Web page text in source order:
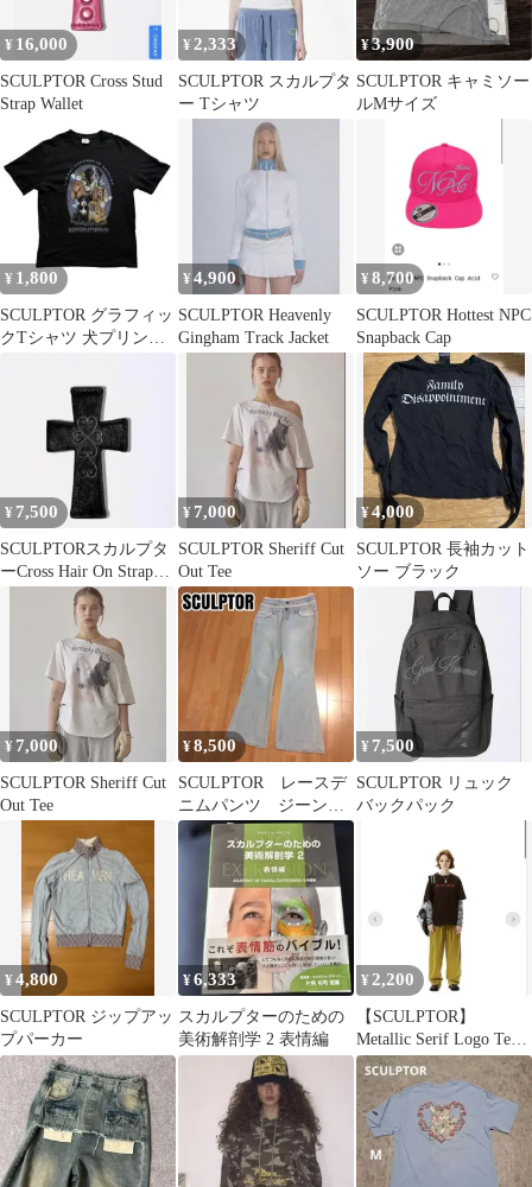
¥ 16,000
SCULPTOR Cross Stud
Strap Wallet
¥ 2,333
SCULPTOR スカルプタ
ー Tシャツ
¥3,900
SCULPTOR キャミソー
ルMサイズ
¥ 1,800
SCULPTOR グラフィッ
クTシャツ 犬プリント
¥4,900
SCULPTOR Heavenly
Gingham Track Jacket
¥8,700
SCULPTOR Hottest NPC
Snapback Cap
¥ 7,500
SCULPTORスカルプタ
ーCross Hair On Strap
¥ 7,000
SCULPTOR Sheriff Cut
Out Tee
¥4,000
SCULPTOR 長袖カット
ソー ブラック
¥ 7,000
SCULPTOR Sheriff Cut
Out Tee
¥8,500
SCULPTOR レースデ
ニムパンツ ジーン
ズ Sサイズ
¥ 7,500
SCULPTOR リュック
バックパック
¥4,800
SCULPTOR ジップアッ
プパーカー
¥6,333
スカルプターのための
美術解剖学 2 表情編
¥ 2,200
【SCULPTOR】
Metallic Serif Logo Tee
ブラウン